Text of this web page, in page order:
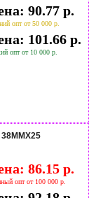
90.77 р.
опт от 50 000 р.
101.66 р.
опт от 10 000 р.
86.15 р.
опт от 100 000 р.